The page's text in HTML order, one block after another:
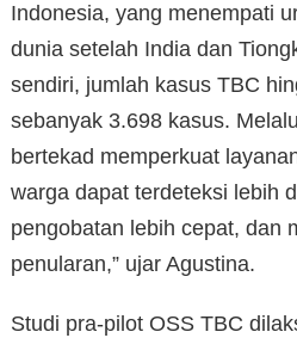
Indonesia, yang menempati
dunia setelah India dan
sendiri, jumlah kasus TBC
sebanyak 3.698 kasus.
bertekad memperkuat
warga dapat terdeteksi lebih
pengobatan lebih cepat, dan
penularan,” ujar Agustina.
Studi pra-pilot OSS TBC